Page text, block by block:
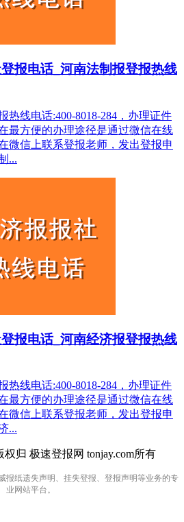
报电话_河南法制报登报热线
热线电话:400-8018-284，办理证件
最方便的办理途径是通过微信在线
微信上联系登报老师，发出登报申
...
报电话_河南经济报登报热线
热线电话:400-8018-284，办理证件
最方便的办理途径是通过微信在线
微信上联系登报老师，发出登报申
...
归 极速登报网 tonjay.com所有
报纸遗失声明、挂失登报、登报声明等业务的专
业网站平台。